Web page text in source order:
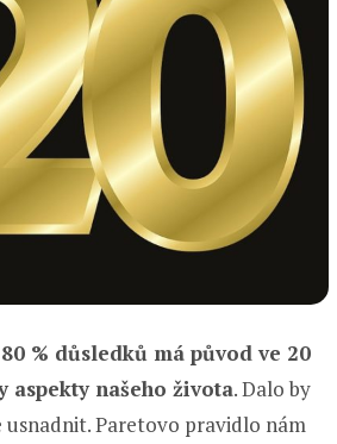
80 % důsledků má původ ve 20
aspekty našeho života. Dalo by
Paretovo pravidlo nám